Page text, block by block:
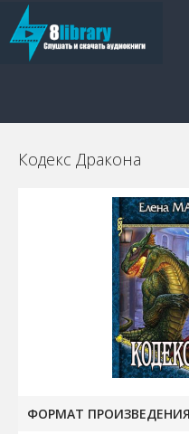
Кодекс Дракона
ФОРМАТ